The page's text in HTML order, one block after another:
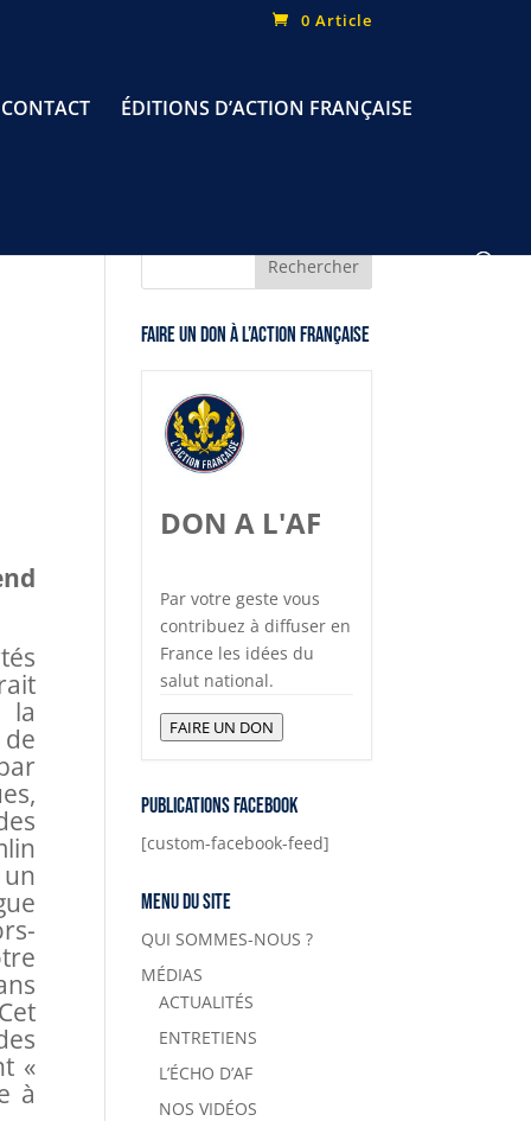
0 Article
CONTACT ÉDITIONS D’ACTION FRANÇAISE
la
«
à
Faire un don à l’Action Française
DON A L'AF
Par votre geste vous
contribuez à diffuser en
France les idées du
salut national.
FAIRE UN DON
Publications Facebook
[custom-facebook-feed]
Menu du site
QUI SOMMES-NOUS ?
MÉDIAS
ACTUALITÉS
ENTRETIENS
L’ÉCHO D’AF
NOS VIDÉOS